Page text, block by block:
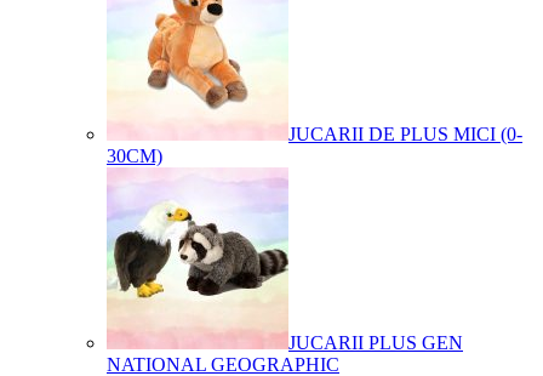
JUCARII DE PLUS MICI (0-
30CM)
JUCARII PLUS GEN
NATIONAL GEOGRAPHIC